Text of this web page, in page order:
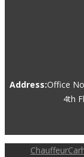
Address:Office
4th